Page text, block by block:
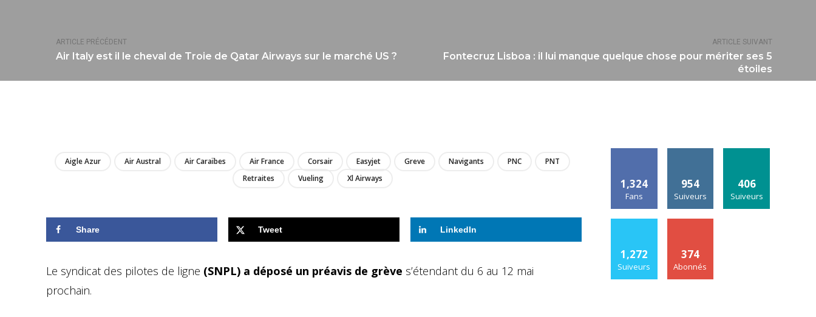
ARTICLE PRÉCÉDENT
Air Italy est il le cheval de Troie de Qatar Airways sur le marché US ?
ARTICLE SUIVANT
Fontecruz Lisboa : il lui manque quelque chose pour mériter ses 5
étoiles
Aigle Azur Air Austral Air Caraïbes Air France Corsair Easyjet Greve Navigants PNC
PNT
Retraites
Vueling Xl Airways
Share Tweet LinkedIn
Le syndicat des pilotes de ligne (SNPL) a déposé un préavis de grève s’étendant du 6 au 12 mai
prochain.
1,324
Fans
954
Suiveurs
406
Suiveurs
1,272
Suiveurs
374
Abonnés